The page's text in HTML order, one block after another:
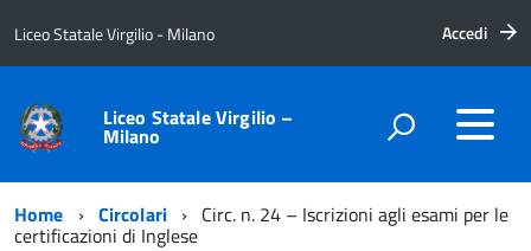
Liceo Statale Virgilio - Milano Accedi
Liceo Statale Virgilio –
Milano
Home Circolari Circ. n. 24 – Iscrizioni agli esami per le
certificazioni di Inglese